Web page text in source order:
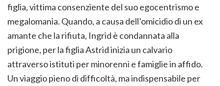
figlia, vittima consenziente del suo egocentrismo e
megalomania. Quando, a causa dell’omicidio di un ex
amante che la rifiuta, Ingrid è condannata alla
prigione, per la figlia Astrid inizia un calvario
attraverso istituti per minorenni e famiglie in affido.
Un viaggio pieno di difficoltà, ma indispensabile per